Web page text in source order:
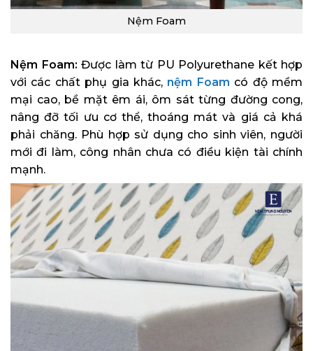
Nệm Foam
Nệm Foam: Được làm từ PU Polyurethane kết hợp
với các chất phụ gia khác, nệm Foam có độ mềm
mại cao, bề mặt êm ái, ôm sát từng đường cong,
nâng đỡ tối ưu cơ thể, thoáng mát và giá cả khá
phải chăng. Phù hợp sử dụng cho sinh viên, người
mới đi làm, công nhân chưa có điều kiện tài chính
mạnh.